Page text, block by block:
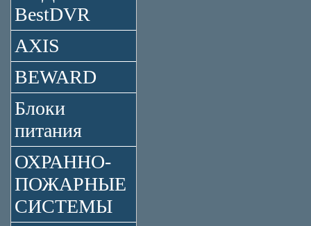
BestDVR
AXIS
BEWARD
Блоки
питания
ОХРАННО-
ПОЖАРНЫЕ
СИСТЕМЫ